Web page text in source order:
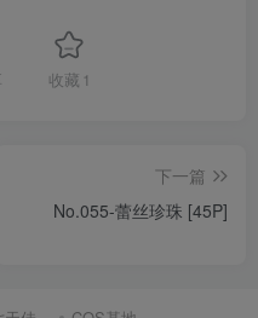
收藏 1
下一篇
No.055-蕾丝珍珠 [45P]